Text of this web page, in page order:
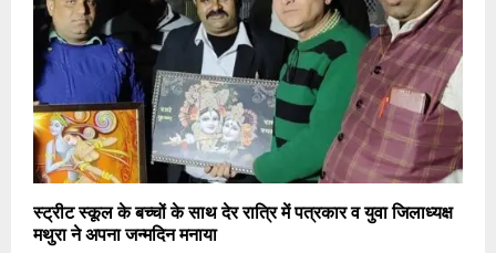
स्ट्रीट स्कूल के बच्चों के साथ देर रात्रि में पत्रकार व युवा जिलाध्यक्ष
मथुरा ने अपना जन्मदिन मनाया